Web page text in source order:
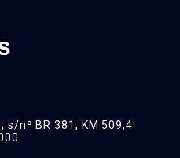
s/nº BR 381, KM 509,4